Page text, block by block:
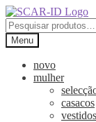
Ir
para
a
navegação
Saltar
para
o
conteúdo
Pesquisar
por:Menu
novo
mulher
casacos
vestidos